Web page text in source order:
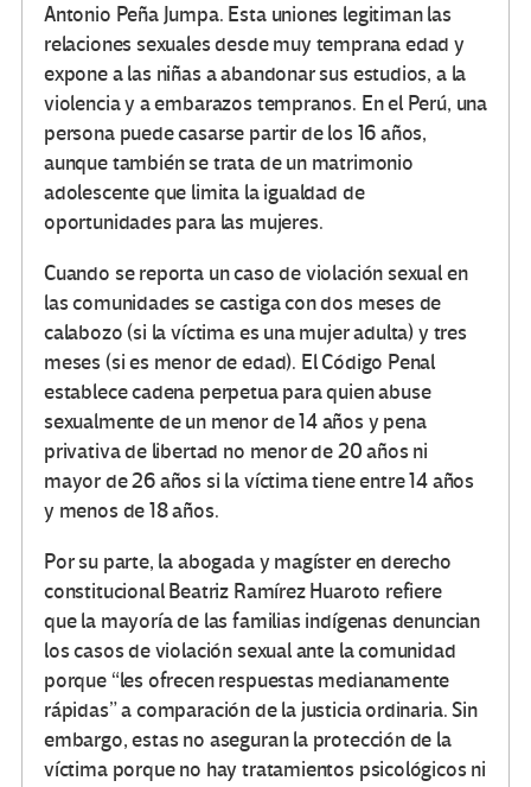
Antonio Peña Jumpa. Esta uniones legitiman las
relaciones sexuales desde muy temprana edad y
expone a las niñas a abandonar sus estudios, a la
violencia y a embarazos tempranos. En el Perú, una
persona puede casarse partir de los 16 años,
aunque también se trata de un matrimonio
adolescente que limita la igualdad de
oportunidades para las mujeres.
Cuando se reporta un caso de violación sexual en
las comunidades se castiga con dos meses de
calabozo (si la víctima es una mujer adulta) y tres
meses (si es menor de edad). El Código Penal
establece cadena perpetua para quien abuse
sexualmente de un menor de 14 años y pena
privativa de libertad no menor de 20 años ni
mayor de 26 años si la víctima tiene entre 14 años
y menos de 18 años.
Por su parte, la abogada y magíster en derecho
constitucional Beatriz Ramírez Huaroto refiere
que la mayoría de las familias indígenas denuncian
los casos de violación sexual ante la comunidad
porque “les ofrecen respuestas medianamente
rápidas” a comparación de la justicia ordinaria. Sin
embargo, estas no aseguran la protección de la
víctima porque no hay tratamientos psicológicos ni